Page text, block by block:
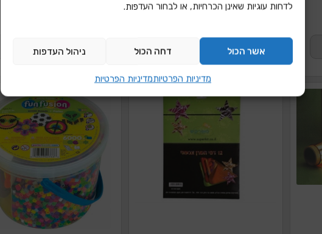
לדחות עוגיות שאינן הכרחיות, או לבחור העדפות.
אשר הכול דחה הכול ניהול העדפות
מדיניות הפרטיותמדיניות הפרטיות
חוט דייג עובי 1.0
הוספה להצעת מחיר הוספה להצעת מחיר